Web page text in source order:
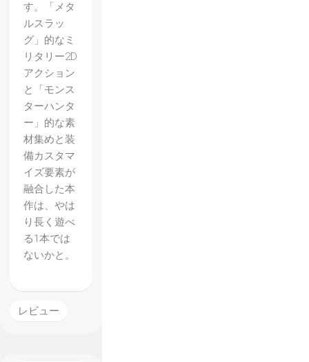
す。「メタ
ルスラッ
グ」的なミ
リタリー2D
アクション
と「モンス
ターハンタ
ー」的な素
材集めと装
備カスタマ
イズ要素が
融合した本
作は、やは
り長く遊べ
る1本では
ないかと。
レビュー
【Nucl
ear
Throne
】
Steam
の早期
アクセ
ス版に